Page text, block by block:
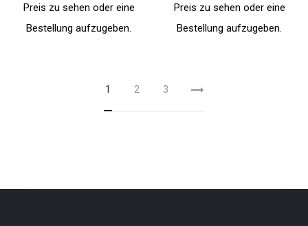
Preis zu sehen oder eine
Bestellung aufzugeben.
Preis zu sehen oder eine
Bestellung aufzugeben.
1 2 3